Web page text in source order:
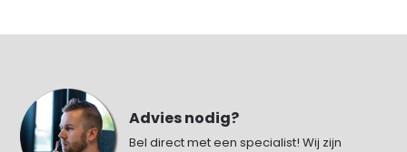
Advies nodig?
Bel direct met een specialist! Wij zijn